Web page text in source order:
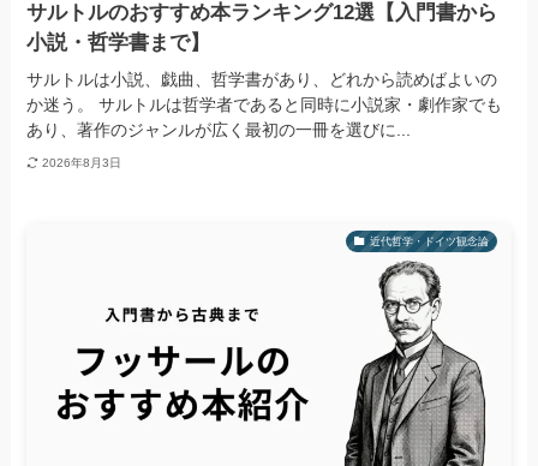
サルトルのおすすめ本ランキング12選【入門書から
小説・哲学書まで】
サルトルは小説、戯曲、哲学書があり、どれから読めばよいの
か迷う。 サルトルは哲学者であると同時に小説家・劇作家でも
あり、著作のジャンルが広く最初の一冊を選びに...
2026年8月3日
近代哲学・ドイツ観念論